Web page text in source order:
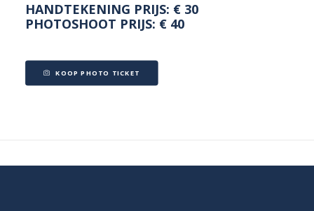
HANDTEKENING PRIJS: € 30
PHOTOSHOOT PRIJS: € 40
KOOP PHOTO TICKET